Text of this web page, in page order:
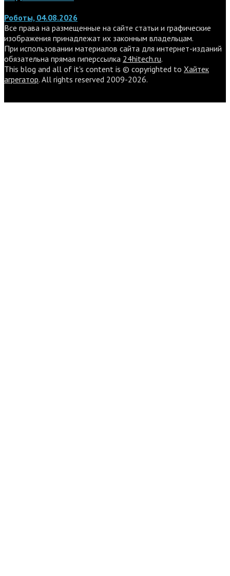
Роботы, 04.08.2026
Все права на размещенные на сайте статьи и графические
изображения принадлежат их законным владельцам.
При использовании материалов сайта для интернет-изданий
обязательна прямая гиперссылка 24hitech.ru.
This blog and all of it's content is © copyrighted to Хайтек
агрегатор. All rights reserved 2009-2026.